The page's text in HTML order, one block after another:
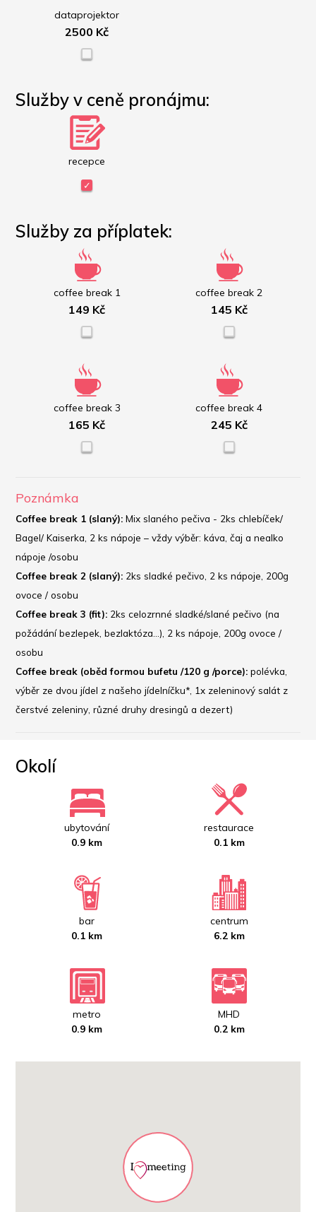
dataprojektor
2500 Kč
Služby v ceně pronájmu:
recepce
Služby za příplatek:
coffee break 1
149 Kč
coffee break 2
145 Kč
coffee break 3
165 Kč
coffee break 4
245 Kč
Poznámka
Coffee break 1 (slaný): Mix slaného pečiva - 2ks chlebíček/
Bagel/ Kaiserka, 2 ks nápoje – vždy výběr: káva, čaj a nealko
nápoje /osobu
Coffee break 2 (slaný): 2ks sladké pečivo, 2 ks nápoje, 200g
ovoce / osobu
Coffee break 3 (fit): 2ks celozrnné sladké/slané pečivo (na
požádání bezlepek, bezlaktóza...), 2 ks nápoje, 200g ovoce /
osobu
Coffee break (oběd formou bufetu /120 g /porce): polévka,
výběr ze dvou jídel z našeho jídelníčku*, 1x zeleninový salát z
čerstvé zeleniny, různé druhy dresingů a dezert)
Okolí
ubytování
0.9 km
restaurace
0.1 km
bar
0.1 km
centrum
6.2 km
metro
0.9 km
MHD
0.2 km